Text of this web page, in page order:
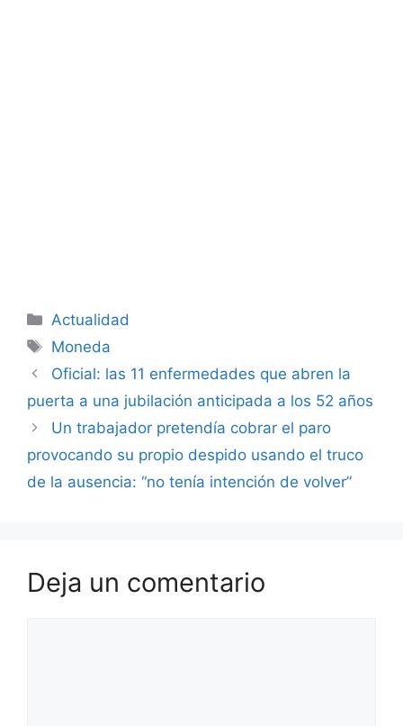
Categorías
Actualidad
Etiquetas
Moneda
Oficial: las 11 enfermedades que abren la
puerta a una jubilación anticipada a los 52 años
Un trabajador pretendía cobrar el paro
provocando su propio despido usando el truco
de la ausencia: “no tenía intención de volver”
Deja un comentario